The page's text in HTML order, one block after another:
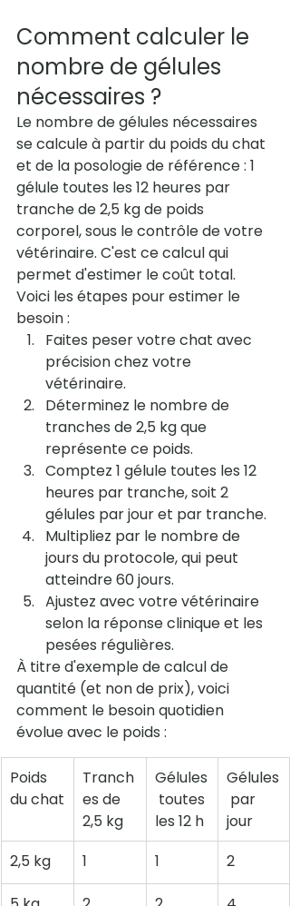
Comment calculer le
nombre de gélules
nécessaires ?
Le nombre de gélules nécessaires
se calcule à partir du poids du chat
et de la posologie de référence : 1
gélule toutes les 12 heures par
tranche de 2,5 kg de poids
corporel, sous le contrôle de votre
vétérinaire. C'est ce calcul qui
permet d'estimer le coût total.
Voici les étapes pour estimer le
besoin :
Faites peser votre chat avec
précision chez votre
vétérinaire.
Déterminez le nombre de
tranches de 2,5 kg que
représente ce poids.
Comptez 1 gélule toutes les 12
heures par tranche, soit 2
gélules par jour et par tranche.
Multipliez par le nombre de
jours du protocole, qui peut
atteindre 60 jours.
Ajustez avec votre vétérinaire
selon la réponse clinique et les
pesées régulières.
À titre d'exemple de calcul de
quantité (et non de prix), voici
comment le besoin quotidien
évolue avec le poids :
Poids
du chat
Tranch
es de
2,5 kg
Gélules
toutes
les 12 h
Gélules
par
jour
2,5 kg
1 1 2